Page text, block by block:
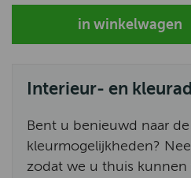
Interieur- en
Bent u benieuwd naar de
kleurmogelijkheden?
zodat we u thuis kunnen